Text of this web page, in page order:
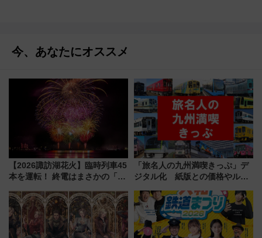
今、あなたにオススメ
【2026諏訪湖花火】臨時列車45
本を運転！ 終電はまさかの「0
ログラムから交通規制情報、観
覧席情報まで徹底解説
「旅名人の九州満喫きっぷ」デ
ジタル化 紙版との価格やルー